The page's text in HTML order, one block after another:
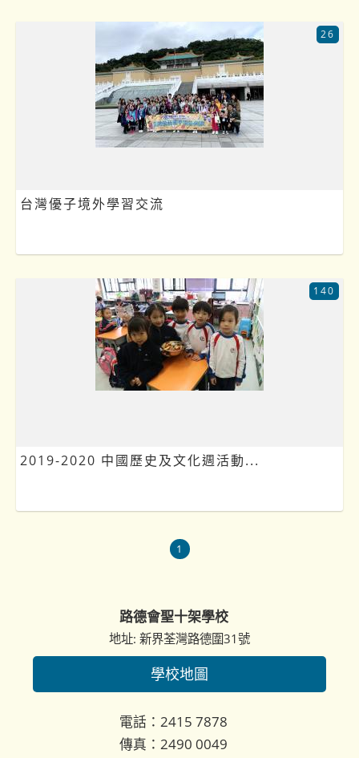
台灣優子境外學習交流
26
2019-2020 中國歷史及文化週活動...
140
1
路德會聖十架學校
地址: 新界荃灣路德圍31號
學校地圖
電話：2415 7878
傳真：2490 0049